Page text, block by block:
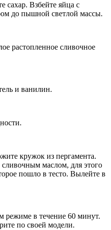
сахар. Взбейте яйца с
до пышной светлой массы.
растопленное сливочное
и ванилин.
кружок из пергамента.
маслом, для этого
пошло в тесто. Вылейте в
режиме в течение 60 минут.
по своей модели.